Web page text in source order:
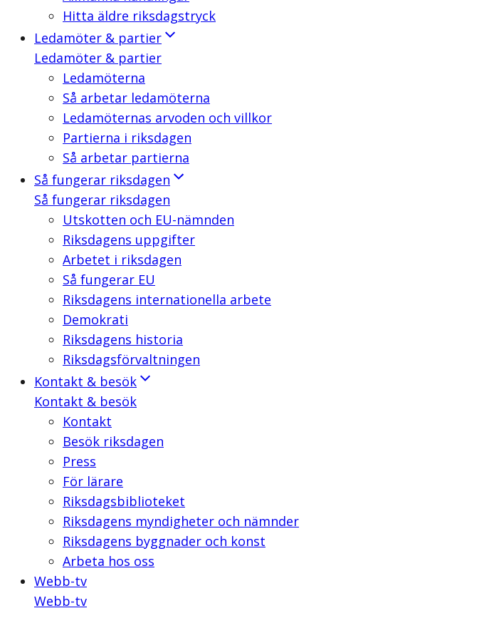
Hitta äldre riksdagstryck
Ledamöter & partier
Ledamöter & partier
Ledamöterna
Så arbetar ledamöterna
Ledamöternas arvoden och villkor
Partierna i riksdagen
Så arbetar partierna
Så fungerar riksdagen
Så fungerar riksdagen
Utskotten och EU-nämnden
Riksdagens uppgifter
Arbetet i riksdagen
Så fungerar EU
Riksdagens internationella arbete
Demokrati
Riksdagens historia
Riksdagsförvaltningen
Kontakt & besök
Kontakt & besök
Kontakt
Besök riksdagen
Press
För lärare
Riksdagsbiblioteket
Riksdagens myndigheter och nämnder
Riksdagens byggnader och konst
Arbeta hos oss
Webb-tv
Webb-tv